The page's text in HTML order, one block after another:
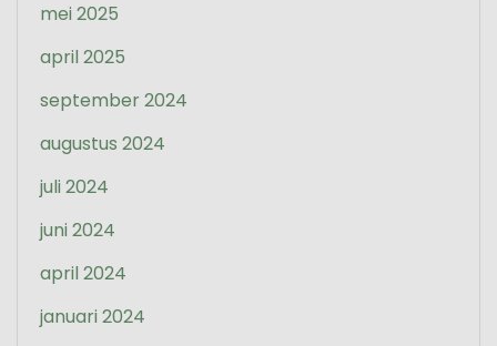
mei 2025
april 2025
september 2024
augustus 2024
juli 2024
juni 2024
april 2024
januari 2024